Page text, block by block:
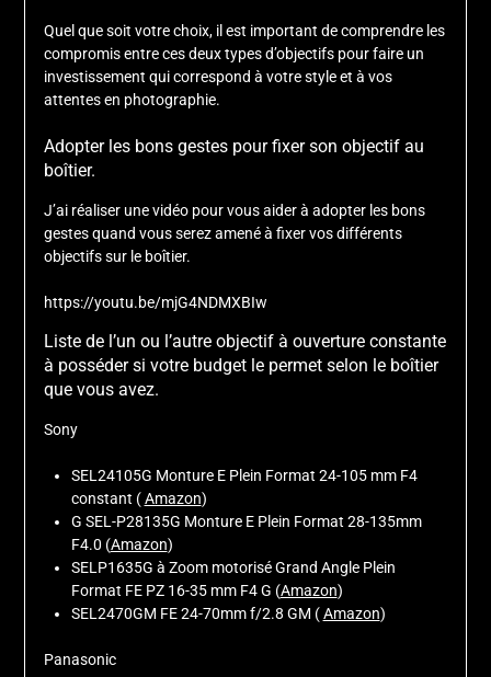
Quel que soit votre choix, il est important de comprendre les
compromis entre ces deux types d’objectifs pour faire un
investissement qui correspond à votre style et à vos
attentes en photographie.
Adopter les bons gestes pour fixer son objectif au
boîtier.
J’ai réaliser une vidéo pour vous aider à adopter les bons
gestes quand vous serez amené à fixer vos différents
objectifs sur le boîtier.
https://youtu.be/mjG4NDMXBIw
Liste de l’un ou l’autre objectif à ouverture constante
à posséder si votre budget le permet selon le boîtier
que vous avez.
Sony
SEL24105G Monture E Plein Format 24-105 mm F4
constant (Amazon)
G SEL-P28135G Monture E Plein Format 28-135mm
F4.0 (Amazon)
SELP1635G à Zoom motorisé Grand Angle Plein
Format FE PZ 16-35 mm F4 G (Amazon)
SEL2470GM FE 24-70mm f/2.8 GM (Amazon)
Panasonic